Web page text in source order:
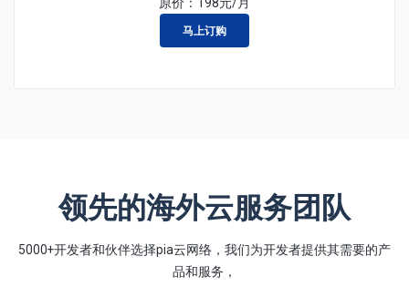
马上订购
领先的海外云服务团队
5000+开发者和伙伴选择pia云网络，我们为开发者提供其需要的产
品和服务，